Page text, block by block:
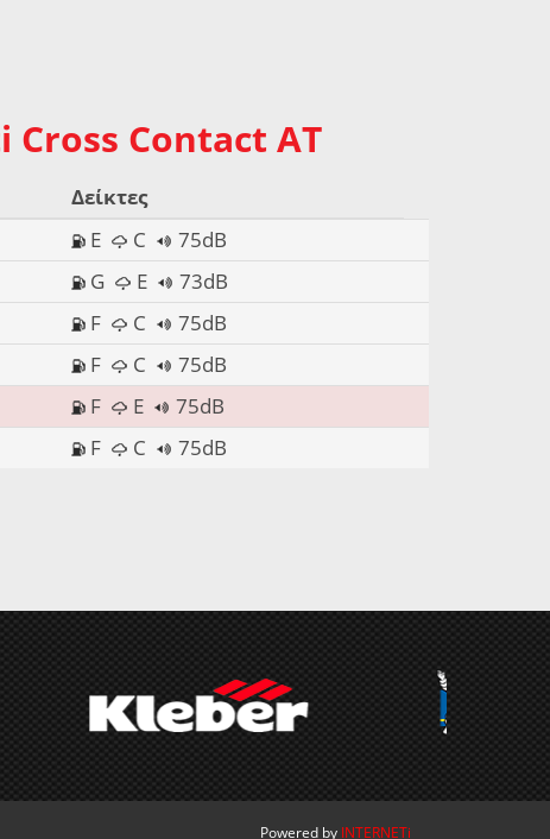
Cross Contact AT
Δείκτες
E C
75dB
G E
73dB
F C
75dB
F C
75dB
F E
75dB
F C 75dB
Powered by INTERNETi